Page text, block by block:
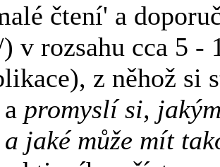
čtení' a
v rozsahu cca 5
z něhož si
promyslí si,
jaké může mít